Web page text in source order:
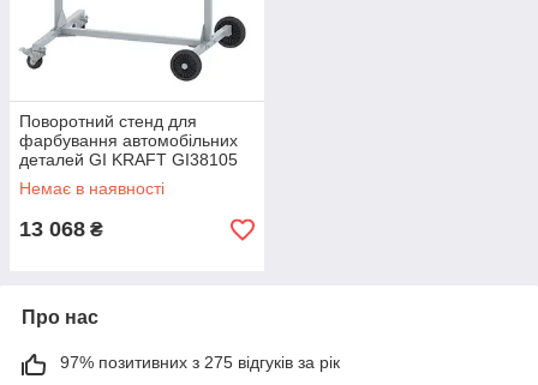
Поворотний стенд для
фарбування автомобільних
деталей GI KRAFT GI38105
Немає в наявності
13 068 ₴
Про нас
97% позитивних з 275 відгуків за рік